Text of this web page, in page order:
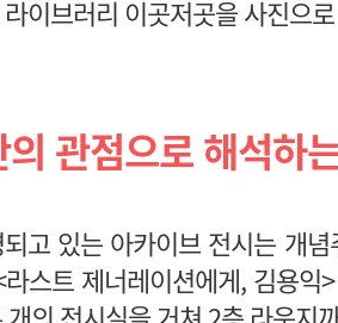
이브러리 이곳저곳을 사진으
관점으로 해석하
고 있는 아카이브 전시는 개
스트 제너레이션에게, 김용익